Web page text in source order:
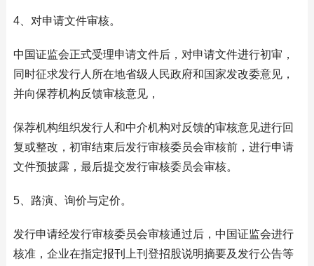
4、对申请文件审核。
中国证监会正式受理申请文件后，对申请文件进行初审，
同时征求发行人所在地省级人民政府和国家发改委意见，
并向保荐机构反馈审核意见，
保荐机构组织发行人和中介机构对反馈的审核意见进行回
复或整改，初审结束后发行审核委员会审核前，进行申请
文件预披露，最后提交发行审核委员会审核。
5、路演、询价与定价。
发行申请经发行审核委员会审核通过后，中国证监会进行
核准，企业在指定报刊上刊登招股说明摘要及发行公告等